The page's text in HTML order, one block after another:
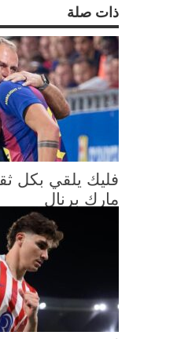
ذات صلة
فليك يلقي بكل
مارك برنال